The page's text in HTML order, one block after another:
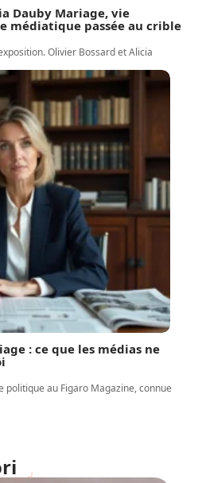
Dauby Mariage, vie
médiatique passée au crible
Olivier Bossard et Alicia
: ce que les médias ne
politique au Figaro Magazine, connue